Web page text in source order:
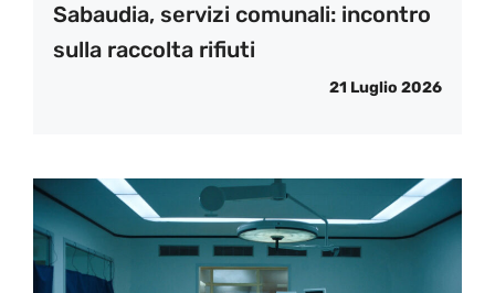
Sabaudia, servizi comunali: incontro
sulla raccolta rifiuti
21 Luglio 2026